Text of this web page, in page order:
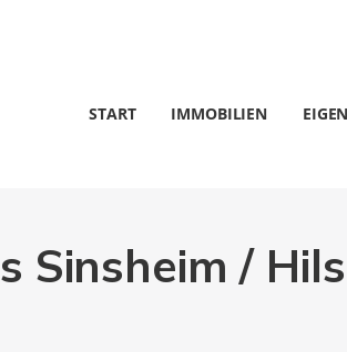
START IMMOBILIEN
Sinsheim /